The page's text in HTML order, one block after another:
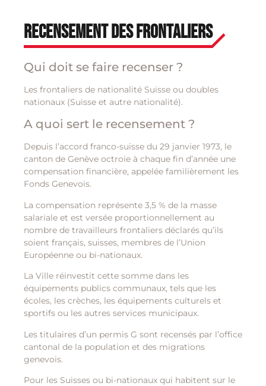
Recensement des Frontaliers
Qui doit se faire recenser ?
Les frontaliers de nationalité Suisse ou doubles
nationaux (Suisse et autre nationalité).
A quoi sert le recensement ?
Depuis l’accord franco-suisse du 29 janvier 1973, le
canton de Genève octroie à chaque fin d’année une
compensation financière, appelée familièrement les
Fonds Genevois.
La compensation représente 3,5 % de la masse
salariale et est versée proportionnellement au
nombre de travailleurs frontaliers déclarés qu’ils
soient français, suisses, membres de l’Union
Européenne ou bi-nationaux.
La Ville réinvestit cette somme dans les
équipements publics communaux, tels que les
écoles, les crèches, les équipements culturels et
sportifs ou les autres services municipaux.
Les titulaires d’un permis G sont recensés par l’office
cantonal de la population et des migrations
genevois.
Pour les Suisses ou bi-nationaux qui habitent sur le